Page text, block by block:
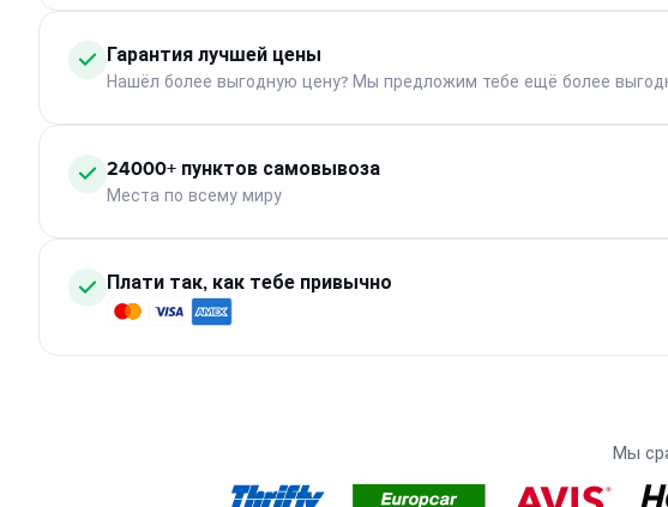
Гарантия лучшей цены
Нашёл более выгодную цену? Мы предложим тебе ещё более
24000+ пунктов самовывоза
Места по всему миру
Плати так, как тебе привычно
Мы